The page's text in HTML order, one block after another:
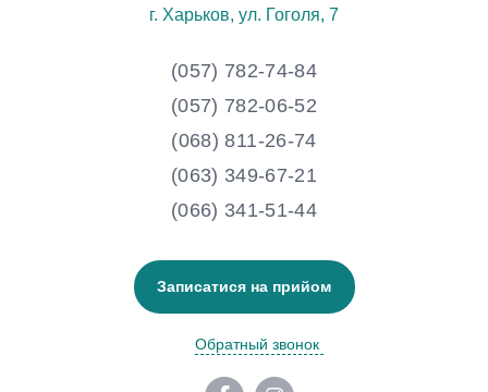
г. Харьков, ул. Гоголя, 7
(057) 782-74-84
(057) 782-06-52
(068) 811-26-74
(063) 349-67-21
(066) 341-51-44
Записатися на прийом
Обратный звонок